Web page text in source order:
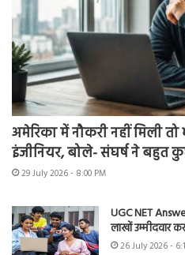
अमेरिका में नौकरी नहीं मिली
इंजीनियर, बोले- संघर्ष ने बहुत
29 July 2026 - 8:00 PM
UGC NET
लाखों उम्मीदवार
26 July 2026 -